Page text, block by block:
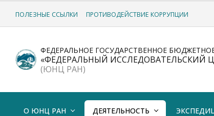
ПОЛЕЗНЫЕ ССЫЛКИ ПРОТИВОДЕЙСТВИЕ КОРРУПЦИИ
ФЕДЕРАЛЬНОЕ ГОСУДАРСТВЕННОЕ
«ФЕДЕРАЛЬНЫЙ
(ЮНЦ РАН)
О ЮНЦ РАН ДЕЯТЕЛЬНОСТЬ